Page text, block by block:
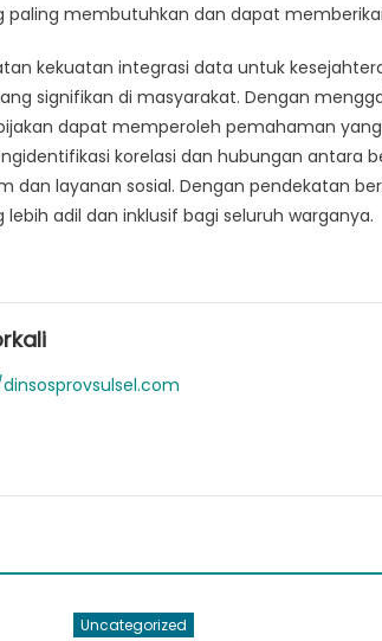
paling membutuhkan dan dapat
kekuatan integrasi data untuk
signifikan di masyarakat. Dengan
dapat memperoleh pemahaman
korelasi dan hubungan antara
dan layanan sosial. Dengan pendekatan
adil dan inklusif bagi seluruh warganya.
Uncategorized